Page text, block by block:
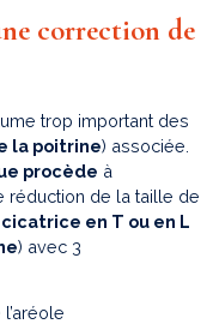
correction de
trop important des
la poitrine) associée.
procède à
réduction de la taille de
cicatrice en T ou en L
) avec 3